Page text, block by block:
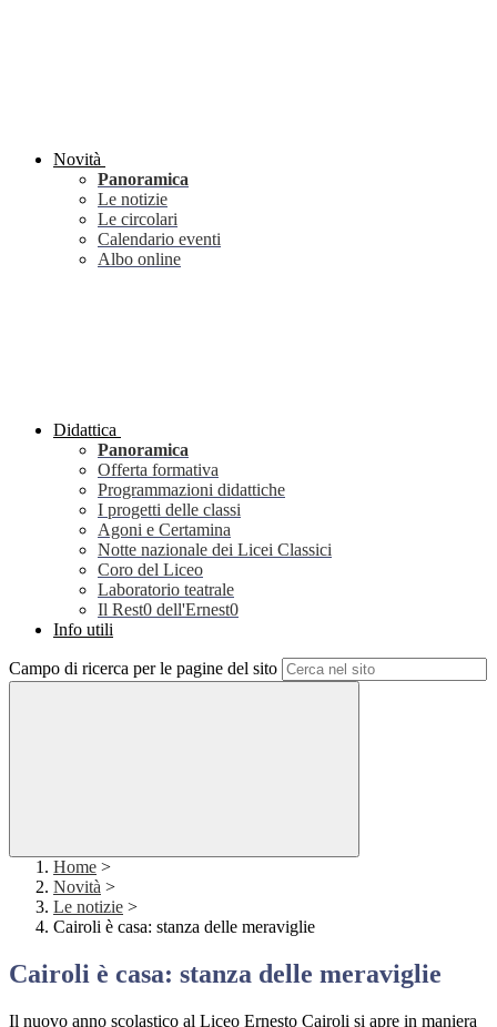
Novità
Panoramica
Le notizie
Le circolari
Calendario eventi
Albo online
Didattica
Panoramica
Offerta formativa
Programmazioni didattiche
I progetti delle classi
Agoni e Certamina
Notte nazionale dei Licei Classici
Coro del Liceo
Laboratorio teatrale
Il Rest0 dell'Ernest0
Info utili
Campo di ricerca per le pagine del sito
Home >
Novità >
Le notizie >
Cairoli è casa: stanza delle meraviglie
Cairoli è casa: stanza delle meraviglie
Il nuovo anno scolastico al Liceo Ernesto Cairoli si apre in maniera